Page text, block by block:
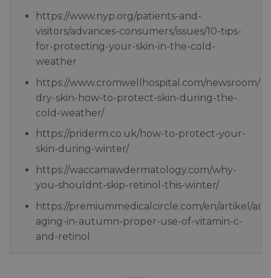
https://www.nyp.org/patients-and-
visitors/advances-consumers/issues/10-tips-
for-protecting-your-skin-in-the-cold-
weather
https://www.cromwellhospital.com/newsroom/
dry-skin-how-to-protect-skin-during-the-
cold-weather/
https://priderm.co.uk/how-to-protect-your-
skin-during-winter/
https://waccamawdermatology.com/why-
you-shouldnt-skip-retinol-this-winter/
https://premiummedicalcircle.com/en/artikel/
aging-in-autumn-proper-use-of-vitamin-c-
and-retinol